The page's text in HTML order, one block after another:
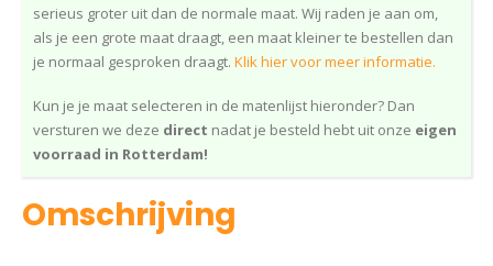
serieus groter uit dan de normale maat. Wij raden je aan om,
als je een grote maat draagt, een maat kleiner te bestellen dan
je normaal gesproken draagt. Klik hier voor meer informatie.
Kun je je maat selecteren in de matenlijst hieronder? Dan
versturen we deze direct nadat je besteld hebt uit onze eigen
voorraad in Rotterdam!
Omschrijving